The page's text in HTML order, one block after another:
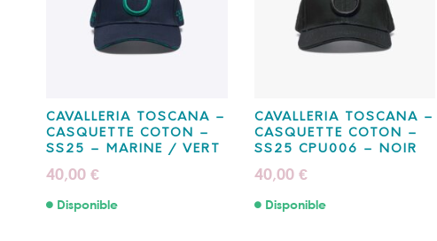
CAVALLERIA TOSCANA –
CASQUETTE COTON –
SS25 – MARINE / VERT
40,00 €
Disponible
CAVALLERIA TOSCANA –
CASQUETTE COTON –
SS25 CPU006 – NOIR
40,00 €
Disponible